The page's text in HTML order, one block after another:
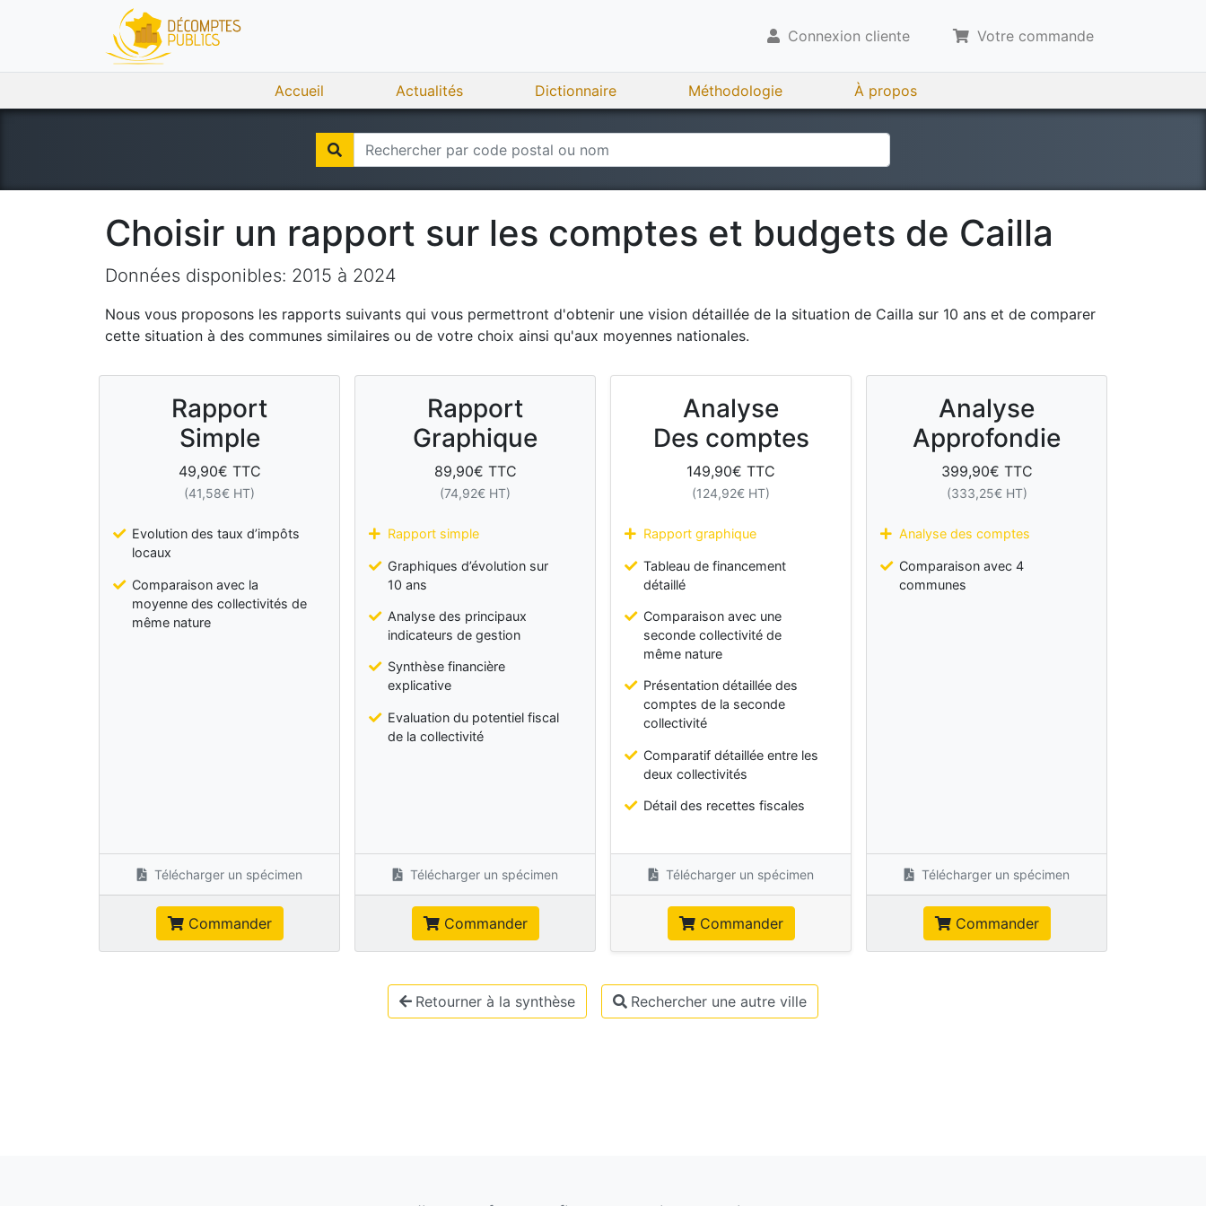
Connexion cliente Votre commande
Accueil Actualités Dictionnaire Méthodologie À propos
Choisir un rapport sur les comptes et budgets de Cailla
Données disponibles: 2015 à 2024
Nous vous proposons les rapports suivants qui vous permettront d'obtenir une vision détaillée de la situation de Cailla sur 10 ans et de comparer
cette situation à des communes similaires ou de votre choix ainsi qu'aux moyennes nationales.
Rapport
Simple
49,90€ TTC
(41,58€ HT)
Evolution des taux d’impôts
locaux
Comparaison avec la
moyenne des collectivités de
même nature
Télécharger un spécimen
Commander
Rapport
Graphique
89,90€ TTC
(74,92€ HT)
Rapport simple
Graphiques d’évolution sur
10 ans
Analyse des principaux
indicateurs de gestion
Synthèse financière
explicative
Evaluation du potentiel fiscal
de la collectivité
Télécharger un spécimen
Commander
Analyse
Des comptes
149,90€ TTC
(124,92€ HT)
Rapport graphique
Tableau de financement
détaillé
Comparaison avec une
seconde collectivité de
même nature
Présentation détaillée des
comptes de la seconde
collectivité
Comparatif détaillée entre les
deux collectivités
Détail des recettes fiscales
Télécharger un spécimen
Commander
Analyse
Approfondie
399,90€ TTC
(333,25€ HT)
Analyse des comptes
Comparaison avec 4
communes
Télécharger un spécimen
Commander
Retourner à la synthèse Rechercher une autre ville